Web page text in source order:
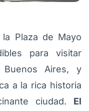
Plaza de Mayo
para visitar
Aires, y
a la rica historia
ciudad. El